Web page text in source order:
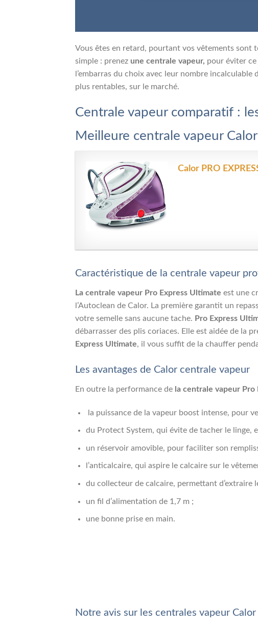
Vous êtes en retard, pourtant vos vêtements sont
simple : prenez une centrale vapeur, pour éviter ce
l’embarras du choix avec leur nombre
plus rentables, sur le marché.
Centrale vapeur comparatif :
Meilleure centrale vapeur
Calor PRO
Caractéristique de la centrale vapeur
La centrale vapeur Pro Express Ultimate est une
l’Autoclean de Calor. La première garantit un
votre semelle sans aucune tache. Pro Express
débarrasser des plis coriaces. Elle est aidée de la
Express Ultimate, il vous suffit de la chauffer
Les avantages de Calor centrale vapeur
En outre la performance de la centrale vapeur
la puissance de la vapeur boost intense, pour
du Protect System, qui évite de tacher le linge,
un réservoir amovible, pour faciliter son
l’anticalcaire, qui aspire le calcaire sur le
du collecteur de calcaire, permettant d’extraire
un fil d’alimentation de 1,7 m ;
une bonne prise en main.
Notre avis sur les centrales vapeur Calor